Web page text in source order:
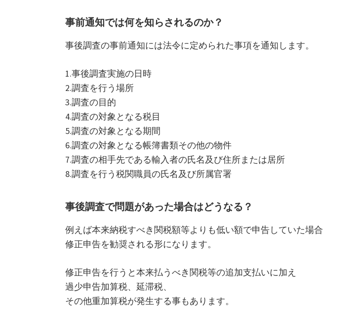
事前通知では何を知らされるのか？
事後調査の事前通知には法令に定められた事項を通知します。
1.事後調査実施の日時
2.調査を行う場所
3.調査の目的
4.調査の対象となる税目
5.調査の対象となる期間
6.調査の対象となる帳簿書類その他の物件
7.調査の相手先である輸入者の氏名及び住所または居所
8.調査を行う税関職員の氏名及び所属官署
事後調査で問題があった場合はどうなる？
例えば本来納税すべき関税額等よりも低い額で申告していた場合
修正申告を勧奨される形になります。
修正申告を行うと本来払うべき関税等の追加支払いに加え
過少申告加算税、延滞税、
その他重加算税が発生する事もあります。